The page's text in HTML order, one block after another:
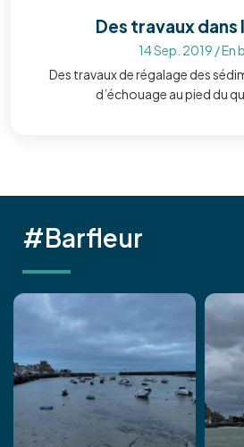
Des travaux dans
14 Sep. 2019 /En
Des travaux de régalage des
d’échouage au pied du
#Barfleur